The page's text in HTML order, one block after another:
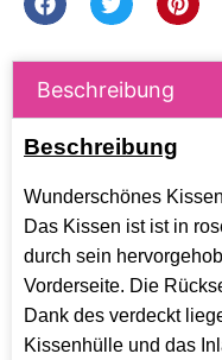
Beschreibung
Beschreibung
Wunderschönes
Das Kissen ist ist in
durch sein
Vorderseite. Die
Dank des verdeckt
Kissenhülle und das